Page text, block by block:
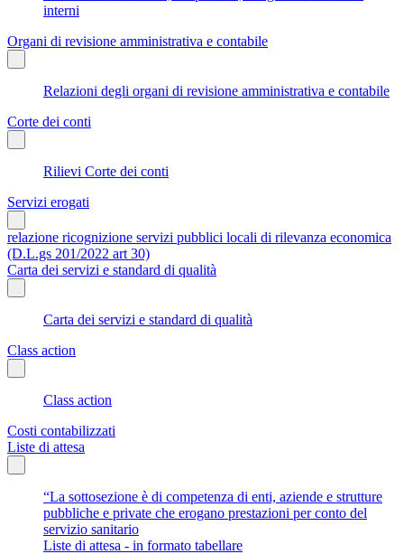
interni
Organi di revisione amministrativa e contabile
Relazioni degli organi di revisione amministrativa e contabile
Corte dei conti
Rilievi Corte dei conti
Servizi erogati
relazione ricognizione servizi pubblici locali di rilevanza economica
(D.L.gs 201/2022 art 30)
Carta dei servizi e standard di qualità
Carta dei servizi e standard di qualità
Class action
Class action
Costi contabilizzati
Liste di attesa
“La sottosezione è di competenza di enti, aziende e strutture
pubbliche e private che erogano prestazioni per conto del
servizio sanitario
Liste di attesa - in formato tabellare